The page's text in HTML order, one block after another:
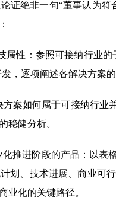
证绝非一句“董事认为
属性：参照可接纳行业
，逐项阐述各解决方案的
案如何属于可接纳行
稳健分析。
推进阶段的产品：以
划、技术进展、商业可
业化的关键路径。